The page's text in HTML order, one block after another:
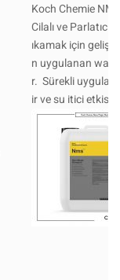
Koch Chemie
Cilalı ve
ıkamak için
n uygulanan wax
r. Sürekli
ir ve su itici etkisi